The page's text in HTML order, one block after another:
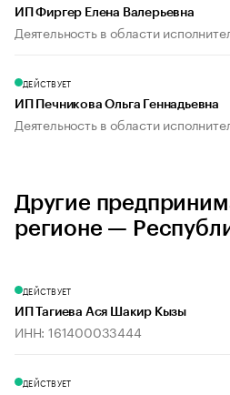
ИП Фиргер Елена Валерьевна
Деятельность в области
ДЕЙСТВУЕТ
ИП Печникова Ольга Геннадьевна
Деятельность в области
Другие
регионе —
ДЕЙСТВУЕТ
ИП Тагиева Ася Шакир Кызы
ИНН: 161400033444
ДЕЙСТВУЕТ